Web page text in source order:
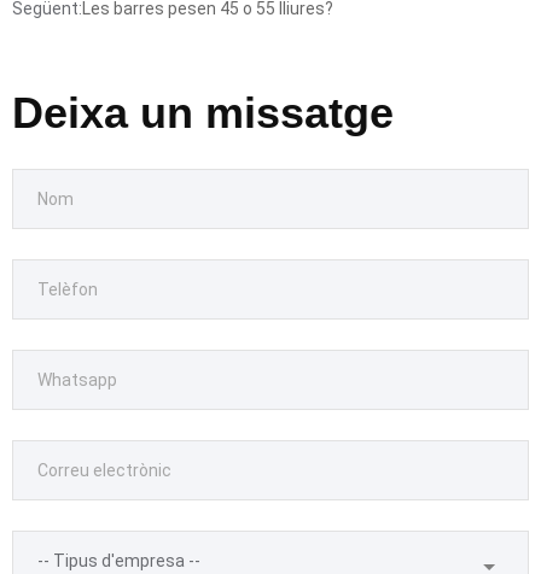
Següent: Les barres pesen 45 o 55 lliures?
Deixa un missatge